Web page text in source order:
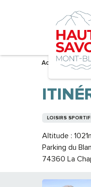
Accueil – Je
LOISIRS
Altitude :
Parking du
74360 La